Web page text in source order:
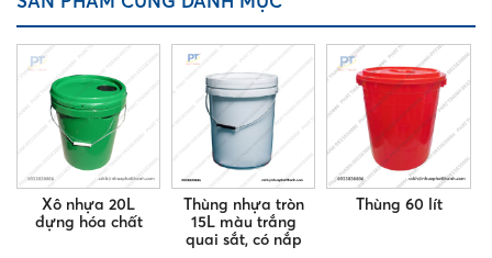
Xô nhựa 20L
đựng hóa chất
Thùng nhựa tròn
15L màu trắng
quai sắt, có nắp
Thùng 60 lít